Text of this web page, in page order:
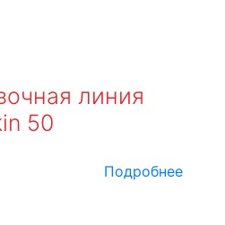
линия
50
Подробнее